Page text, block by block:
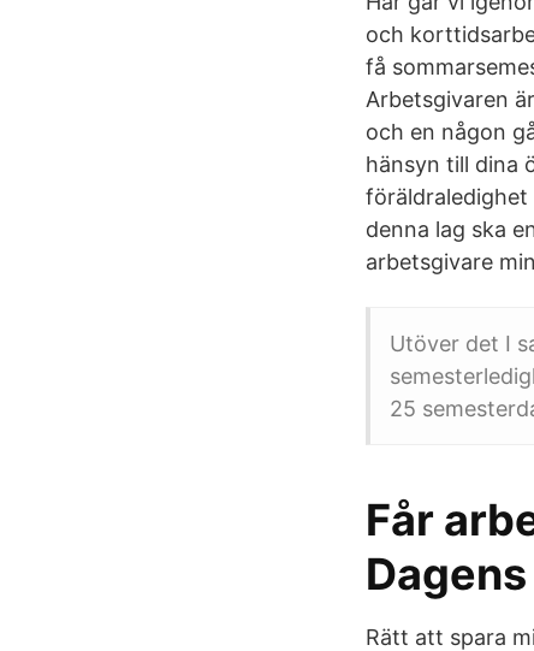
och
få
Arbetsgivaren
och en någon
hänsyn till dina
föräldraledighet
denna lag ska
arbetsgivare
Utöver det I
25
Får
Rätt att spara